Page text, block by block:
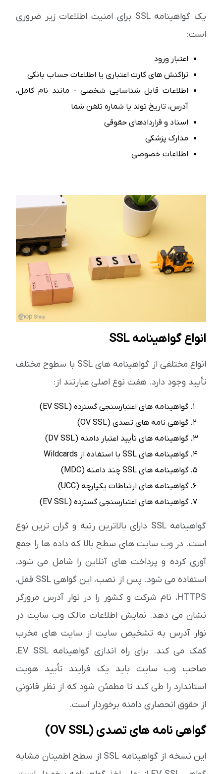
یک گواهینامه SSL برای امنیت اطلاعات زیر ضروری
است:
اعتبار ورود
تراکنش های کارت اعتباری یا اطلاعات حساب بانکی
اطلاعات قابل شناسایی شخصی - مانند نام کامل،
آدرس، تاریخ تولد یا شماره تلفن شما
اسناد و قراردادهای حقوقی
مدارک پزشکی
اطلاعات خصوصی
انواع گواهینامه SSL
انواع مختلفی از گواهینامه های SSL با سطوح مختلف
تأیید وجود دارد. هفت نوع اصلی عبارتند از:
گواهینامه های اعتبارسنجی گسترده (EV SSL)
گواهی نامه های تصدی (OV SSL)
گواهینامه های تأیید اعتبار دامنه (DV SSL)
گواهینامه های SSL با استفاده از Wildcards
گواهینامه های SSL چند دامنه (MDC)
گواهینامه های ارتباطات یکپارچه (UCC)
گواهینامه های اعتبارسنجی گسترده (EV SSL)
گواهینامه SSL دارای بالاترین رتبه و گران ترین نوع
است. در وب سایت های سطح بالا که داده ها را جمع
آوری کرده و پرداخت های آنلاین را شامل می شود،
استفاده می شود. پس از نصب، این گواهی SSL قفل،
HTTPS، نام شرکت و کشور را در نوار آدرس مرورگر
نشان می دهد. نمایش اطلاعات مالک وب سایت در
نوار آدرس به تشخیص سایت از سایت های مخرب
کمک می کند. برای راه اندازی گواهینامه EV SSL،
صاحب وب سایت باید یک فرایند تأیید هویت
استاندارد را طی کند تا مطمئن شود که از نظر قانونی
از حقوق انحصاری دامنه برخوردار است.
گواهی نامه های تصدی (OV SSL)
این نسخه از گواهینامه SSL از سطح اطمینان مشابه